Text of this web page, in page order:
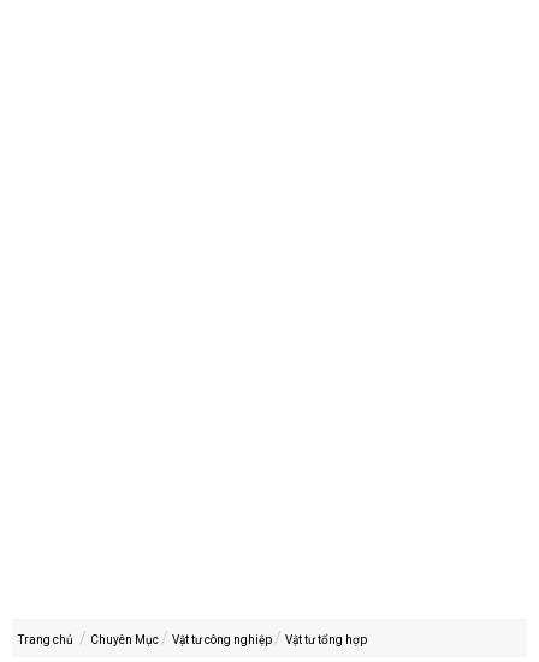
Trang chủ Chuyên Mục Vật tư công nghiệp Vật tư tổng hợp